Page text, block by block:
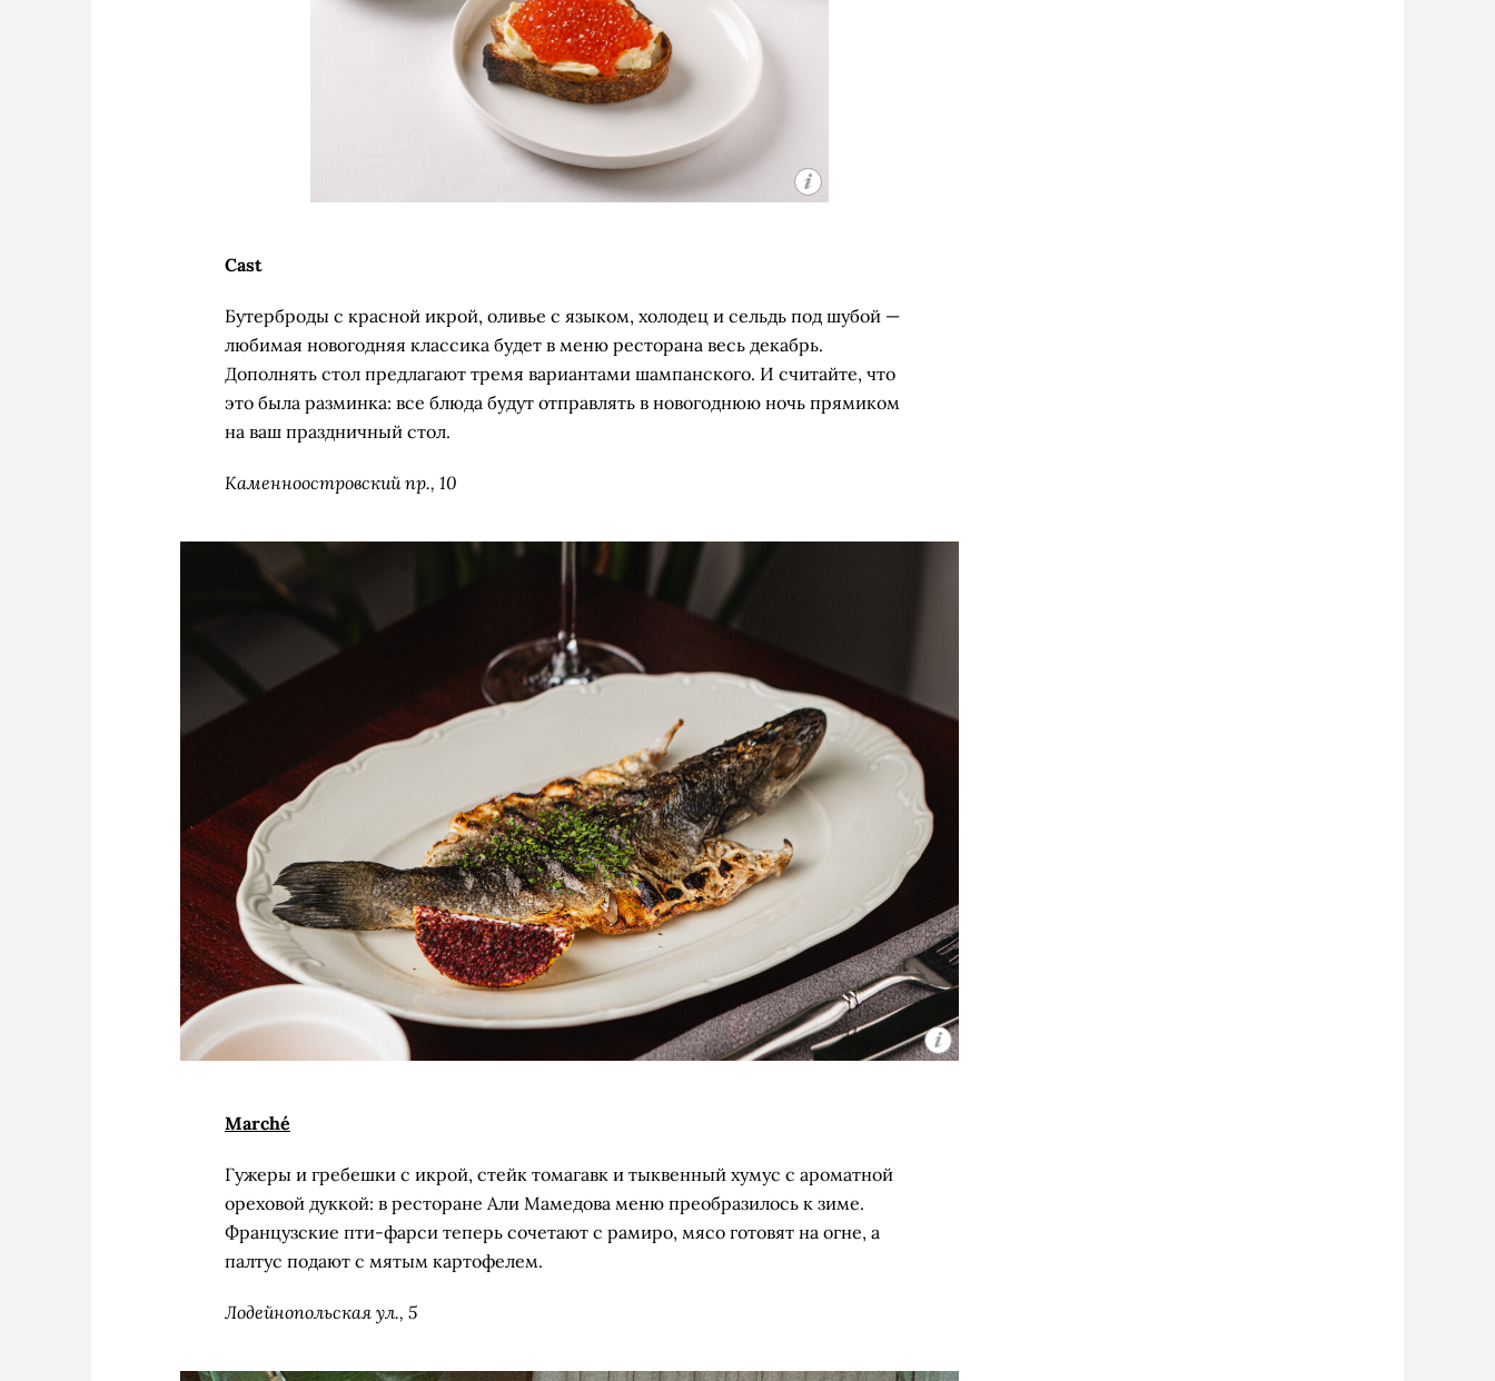
Cast
Бутерброды с красной икрой, оливье с языком, холодец и сельдь под шубой —
любимая новогодняя классика будет в меню ресторана весь декабрь.
Дополнять стол предлагают тремя вариантами шампанского. И считайте, что
это была разминка: все блюда будут отправлять в новогоднюю ночь прямиком
на ваш праздничный стол.
Каменноостровский пр., 10
Marché
Гужеры и гребешки с икрой, стейк томагавк и тыквенный хумус с ароматной
ореховой дуккой: в ресторане Али Мамедова меню преобразилось к зиме.
Французские пти-фарси теперь сочетают с рамиро, мясо готовят на огне, а
палтус подают с мятым картофелем.
Лодейнопольская ул., 5